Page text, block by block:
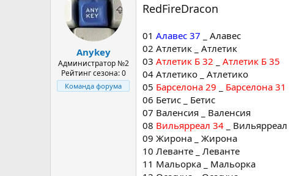
Anykey
Администратор №2
Рейтинг сезона: 0
Команда форума
RedFireDracon
01 Алавес 37 _ Алавес
02 Атлетик _ Атлетик
03 Атлетик Б 32
Атлетик Б 35
04 Атлетико _ Атлетико
05 Барселона 29
Барселона 31
06 Бетис _ Бетис
07 Валенсия _ Валенсия
08 Вильярреал 34 _ Вильярреал
09 Жирона _ Жирона
10 Леванте _ Леванте
11 Мальорка _ Мальорка